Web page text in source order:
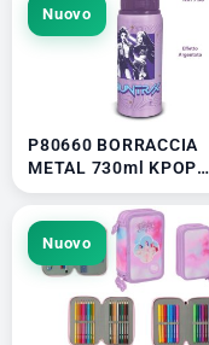
Nuovo
P80660 BORRACCIA
METAL 730ml KPOP
DEMON HUNTERS
Nuovo